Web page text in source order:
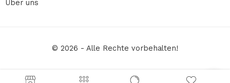
Über uns
© 2026 - Alle Rechte vorbehalten!